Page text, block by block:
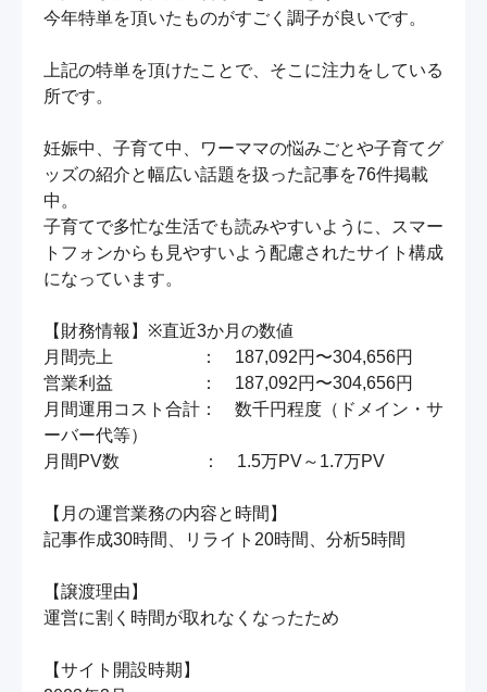
今年特単を頂いたものがすごく調子が良いです。
上記の特単を頂けたことで、そこに注力をしている
所です。
妊娠中、子育て中、ワーママの悩みごとや子育てグ
ッズの紹介と幅広い話題を扱った記事を76件掲載
中。
子育てで多忙な生活でも読みやすいように、スマー
トフォンからも見やすいよう配慮されたサイト構成
になっています。
【財務情報】※直近3か月の数値
月間売上　　　　　：　187,092円〜304,656円
営業利益　　　　　：　187,092円〜304,656円
月間運用コスト合計：　数千円程度（ドメイン・サ
ーバー代等）
月間PV数　　　   　：　1.5万PV～1.7万PV
【月の運営業務の内容と時間】
記事作成30時間、リライト20時間、分析5時間
【譲渡理由】
運営に割く時間が取れなくなったため
【サイト開設時期】